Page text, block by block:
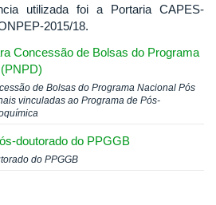
utilizada foi a Portaria CAPES-
2015/18.
Concessão de Bolsas do Programa
de Bolsas do Programa Nacional Pós
vinculadas ao Programa de Pós-
doutorado do PPGGB
do PPGGB